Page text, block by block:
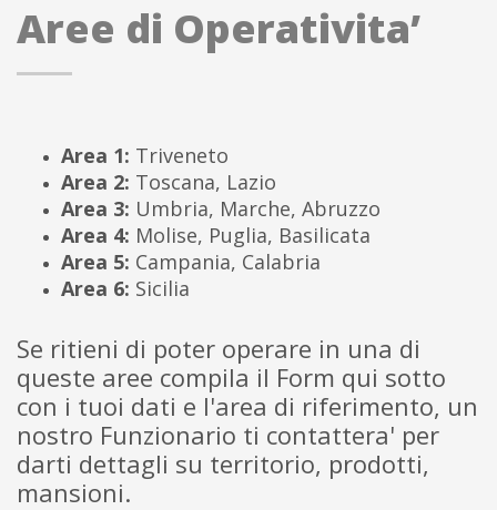
Aree di Operativita’
Area 1: Triveneto
Area 2: Toscana, Lazio
Area 3: Umbria, Marche, Abruzzo
Area 4: Molise, Puglia, Basilicata
Area 5: Campania, Calabria
Area 6: Sicilia
Se ritieni di poter operare in una di
queste aree compila il Form qui sotto
con i tuoi dati e l'area di riferimento, un
nostro Funzionario ti contattera' per
darti dettagli su territorio, prodotti,
mansioni.